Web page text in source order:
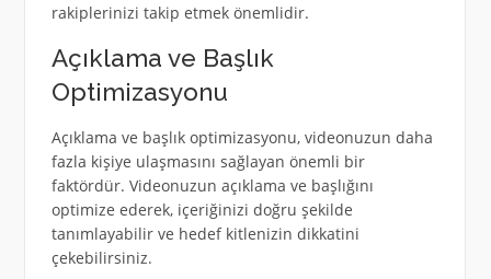
rakiplerinizi takip etmek önemlidir.
Açıklama ve Başlık
Optimizasyonu
Açıklama ve başlık optimizasyonu, videonuzun daha
fazla kişiye ulaşmasını sağlayan önemli bir
faktördür. Videonuzun açıklama ve başlığını
optimize ederek, içeriğinizi doğru şekilde
tanımlayabilir ve hedef kitlenizin dikkatini
çekebilirsiniz.